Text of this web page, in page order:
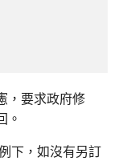
，要求政府修
。
下，如沒有另訂